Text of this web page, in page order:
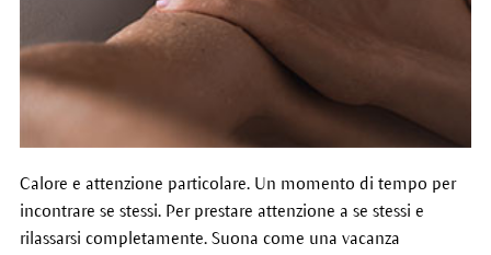
Calore e attenzione particolare. Un momento di tempo per
incontrare se stessi. Per prestare attenzione a se stessi e
rilassarsi completamente. Suona come una vacanza